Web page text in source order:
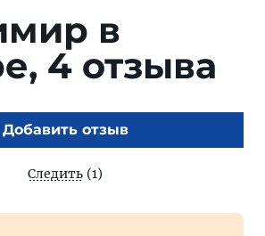
в
4 отзыва
Добавить отзыв
Следить (1)